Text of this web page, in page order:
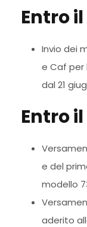
Entro
Invio dei
e Caf
dal 21
Entro
e del
modello
aderito